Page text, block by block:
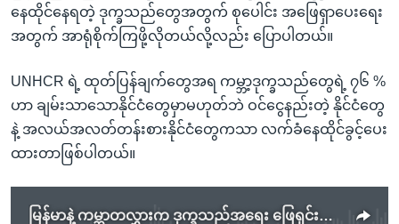
နေထိုင်နေရတဲ့ ဒုက္ခသည်တွေအတွက် စုပေါင်း အဖြေရှာပေးရေး
အတွက် အာရုံစိုက်ကြဖို့လိုတယ်လို့လည်း ပြောပါတယ်။
UNHCR ရဲ့ ထုတ်ပြန်ချက်တွေအရ ကမ္ဘာ့ဒုက္ခသည်တွေရဲ့ ၇၆ %
ဟာ ချမ်းသာသောနိုင်ငံတွေမှာမဟုတ်ဘဲ ဝင်ငွေနည်းတဲ့ နိုင်ငံတွေ
နဲ့ အလယ်အလတ်တန်းစားနိုင်ငံတွေကသာ လက်ခံနေထိုင်ခွင့်ပေး
ထားတာဖြစ်ပါတယ်။
မြန်မာနဲ့ ကမ္ဘာတလွှားက ဒုက္ခသည်အရေး ဖြေရှင်းဖို့ ကုလနဲ့ လှုပ်ရှားသူတွေတိုက်တွန်း